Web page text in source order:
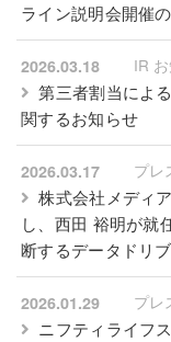
ライン説明会開催
2026.03.18 IR
第三者割当によ
関するお知らせ
2026.03.17 プレ
株式会社メディ
し、西田 裕明が
断するデータドリ
2026.01.29 プレ
ニフティライフ